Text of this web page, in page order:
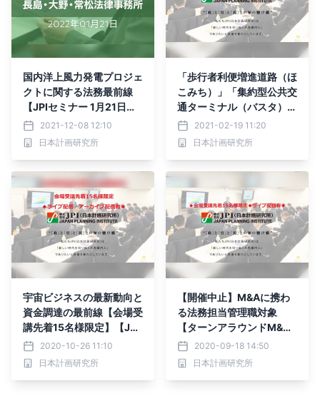
国内洋上風力発電プロジェ
クトに関する法務最前線
【JPIセミナー 1月21日
(金)開催】
2021-12-08 12:10
日本計画研究所
「歩行者利便増進道路（ほ
こみち）」「集約型公共交
通ターミナル（バスタ）」
制度上の留意点とビジネス
チャンス【会場受講先着1
5名様限定】【JPIセミナ
2021-02-19 11:20
日本計画研究所
宇宙ビジネスの最新動向と
資金調達の最前線【会場受
講先着15名様限定】【JPI
セミナー 12月03日(木)開
催】
2020-10-26 11:10
日本計画研究所
【開催中止】M&Aに携わ
る法務担当管理職対象
【ターンアラウンドM&A
に関する法務・契約実務】
2020-09-18 14:50
日本計画研究所